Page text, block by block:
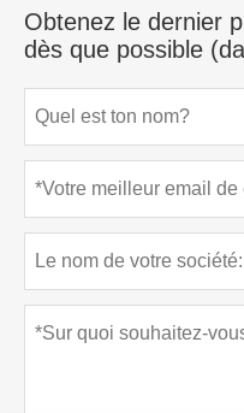
Obtenez le dernier
dès que possible